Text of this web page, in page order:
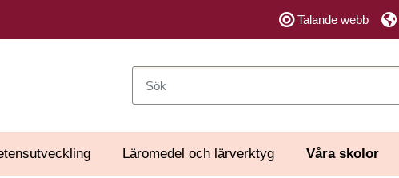
Talande webb
Läromedel och lärverktyg Våra skolor